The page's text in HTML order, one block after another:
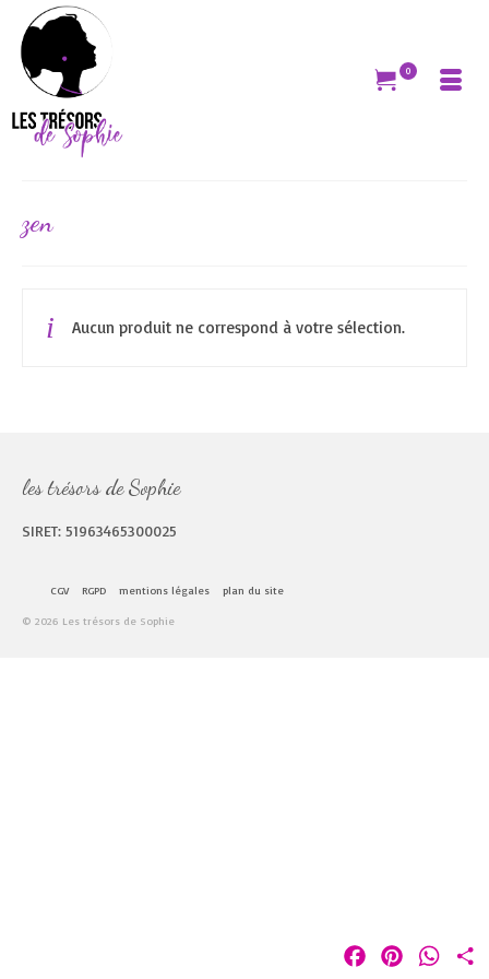
0
zen
Aucun produit ne correspond à votre sélection.
les trésors de Sophie
SIRET: 51963465300025
CGV RGPD mentions légales plan du site
© 2026 Les trésors de Sophie
FacebookPinterest